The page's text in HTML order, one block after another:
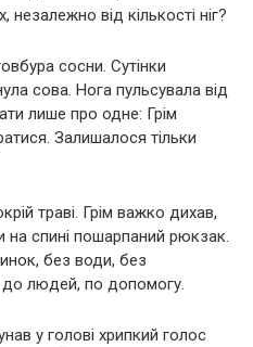
від кількості ніг?
сосни. Сутінки
сова. Нога пульсувала від
лише про одне: Грім
Залишалося тільки
траві. Грім важко дихав,
на спині пошарпаний рюкзак.
без води, без
до людей, по допомогу.
у голові хрипкий голос